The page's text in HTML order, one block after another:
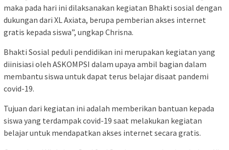
maka pada hari ini dilaksanakan kegiatan Bhakti sosial dengan
dukungan dari XL Axiata, berupa pemberian akses internet
gratis kepada siswa”, ungkap Chrisna.
Bhakti Sosial peduli pendidikan ini merupakan kegiatan yang
diinisiasi oleh ASKOMPSI dalam upaya ambil bagian dalam
membantu siswa untuk dapat terus belajar disaat pandemi
covid-19.
Tujuan dari kegiatan ini adalah memberikan bantuan kepada
siswa yang terdampak covid-19 saat melakukan kegiatan
belajar untuk mendapatkan akses internet secara gratis.